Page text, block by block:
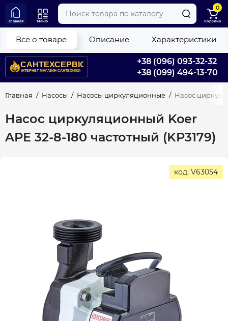
+38 (096) 093-32-32
+38 (099) 494-13-70
Главная Меню
0
Корзина
Главная Насосы Насосы циркуляционные Насос
Насос циркуляционный Koer
APE 32-8-180 частотный (KP3179)
Всё о товаре Описание Характеристики
код: V63054